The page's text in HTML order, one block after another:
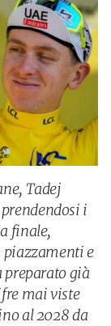
Tadej
i
finale,
piazzamenti e
preparato già
mai viste
al 2028 da